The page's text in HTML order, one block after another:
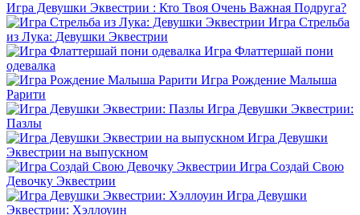
Игра Девушки Эквестрии : Кто Твоя Очень Важная Подруга?
Игра Стрельба
из Лука: Девушки Эквестрии
Игра Флаттершай пони
одевалка
Игра Рождение Малыша
Рарити
Игра Девушки Эквестрии:
Пазлы
Игра Девушки
Эквестрии на выпускном
Игра Создай Свою
Девочку Эквестрии
Игра Девушки
Эквестрии: Хэллоуин